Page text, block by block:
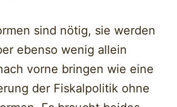
sind nötig, sie werden
ebenso wenig allein
vorne bringen wie eine
der Fiskalpolitik ohne